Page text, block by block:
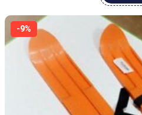
-9%